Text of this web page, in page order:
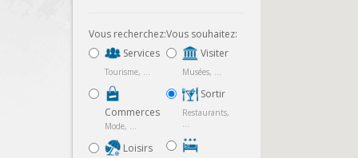
Vous recherchez:
Services
Tourisme, ...
Commerces
Mode, ...
Loisirs
Vous souhaitez:
Visiter
Musées, ...
Sortir
Restaurants,
...